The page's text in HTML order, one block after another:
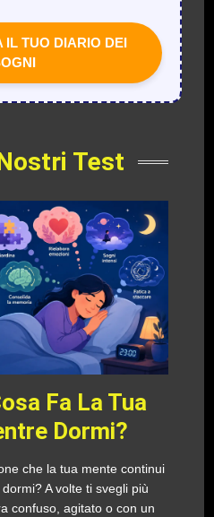
IL TUO DIARIO DEI
Test
Fa La Tua
Dormi?
che la tua mente continui
A volte ti svegli più
confuso, agitato o con un